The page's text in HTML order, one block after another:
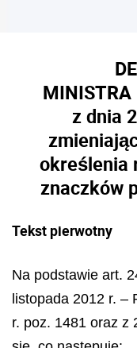
MINISTRA
z dnia
określenia
znaczków
Tekst pierwotny
Na podstawie art.
listopada 2012 r. –
r. poz. 1481 oraz z